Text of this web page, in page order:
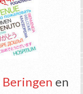
Beringen en